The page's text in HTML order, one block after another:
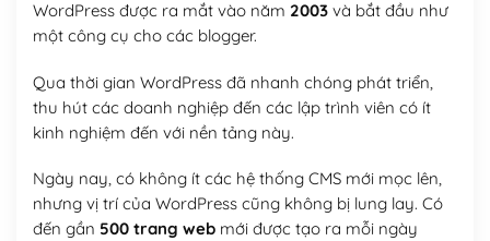
WordPress được ra mắt vào năm 2003và bắt đầu như
một công cụ cho các blogger.
Qua thời gian WordPress đã nhanh chóng phát triển,
thu hút các doanh nghiệp đến các lập trình viên có ít
kinh nghiệm đến với nền tảng này.
Ngày nay, có không ít các hệ thống CMS mới mọc lên,
nhưng vị trí của WordPress cũng không bị lung lay. Có
đến gần 500 trang webmới được tạo ra mỗi ngày